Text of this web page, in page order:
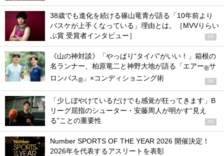
38歳でも進化を続ける篠山竜青が語る「10年前より
バスケが上手くなっている」理由とは。［MVVりらい
ぶ賞 受賞者インタビュー］
PR
《山の神対談》「やっぱり“タイパ”がいい！」箱根の
名ランナー、柏原竜二と神野大地が語る「エアー®サ
ロンパス® 」×コンディショニング術 PR
「少しぼやけているだけでも感覚が狂ってきます」B
リーグ屈指のシューター・安藤周人が明かす“見え
る”ことの重要性
PR
Number SPORTS OF THE YEAR 2026 開催決定！
2026年を代表するアスリートを表彰